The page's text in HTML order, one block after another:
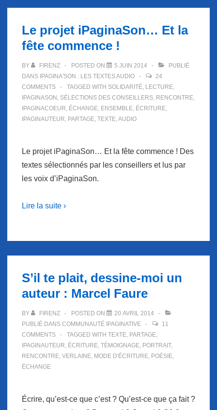
Le projet iPaginaSon… Et la
fête commence !
BY FIRENZ POSTED ON 5 JUIN 2014
PUBLIÉ
DANS IPAGINA'SON : LES TEXTES AUDIO
24
COMMENTS
TAGGED WITH SOLIDARITÉ, LECTURE,
IPAGINASON , SÉLECTIONS DES CONSEILLERS, RENCONTRE,
IPAGINACOEUR, ÉCHANGE, ENSEMBLE, ÉCRITURE,
IPAGINAUTEUR, PARTAGE, TEXTE,AUDIO
Le projet iPaginaSon… Et la fête commence ! Des
textes sélectionnés par les conseillers et lus par
les voix d’iPaginaSon.
Lire la suite ›
S’il te plait, dessine-moi un
auteur : Marcel Faure
BY FIRENZ POSTED ON
20 AVRIL 2014
PUBLIÉ DANS COMMUNAUTÉ IPAGINATIVE
11
COMMENTS
TAGGED WITH TEXTE, PARTAGE,
IPAGINAUTEUR, ÉCRITURE, TÉMOIGNAGE, PORTRAIT,
RENCONTRE, VERLAINE, MODE D'ÉCRITURE, POÉSIE,
ÉCHANGE
Écrire, qu’est-ce que c’est ? Qu’est-ce que ça fait ?